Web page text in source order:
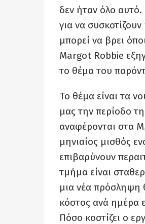
δεν ήταν όλο αυτό.
για να
μπορεί να βρει
Margot Robbie
το θέμα του
Το θέμα είναι τα
μας την περίοδο
αναφέρονται στα
μηνιαίος μισθός
επιβαρύνουν
τμήμα είναι
μια νέα πρόσληψη
κόστος ανά ημέρα
Πόσο κοστίζει ο